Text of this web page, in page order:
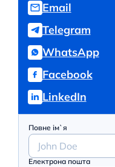
Email
Telegram
WhatsApp
Facebook
LinkedIn
Повне ім`я
Електрона пошта